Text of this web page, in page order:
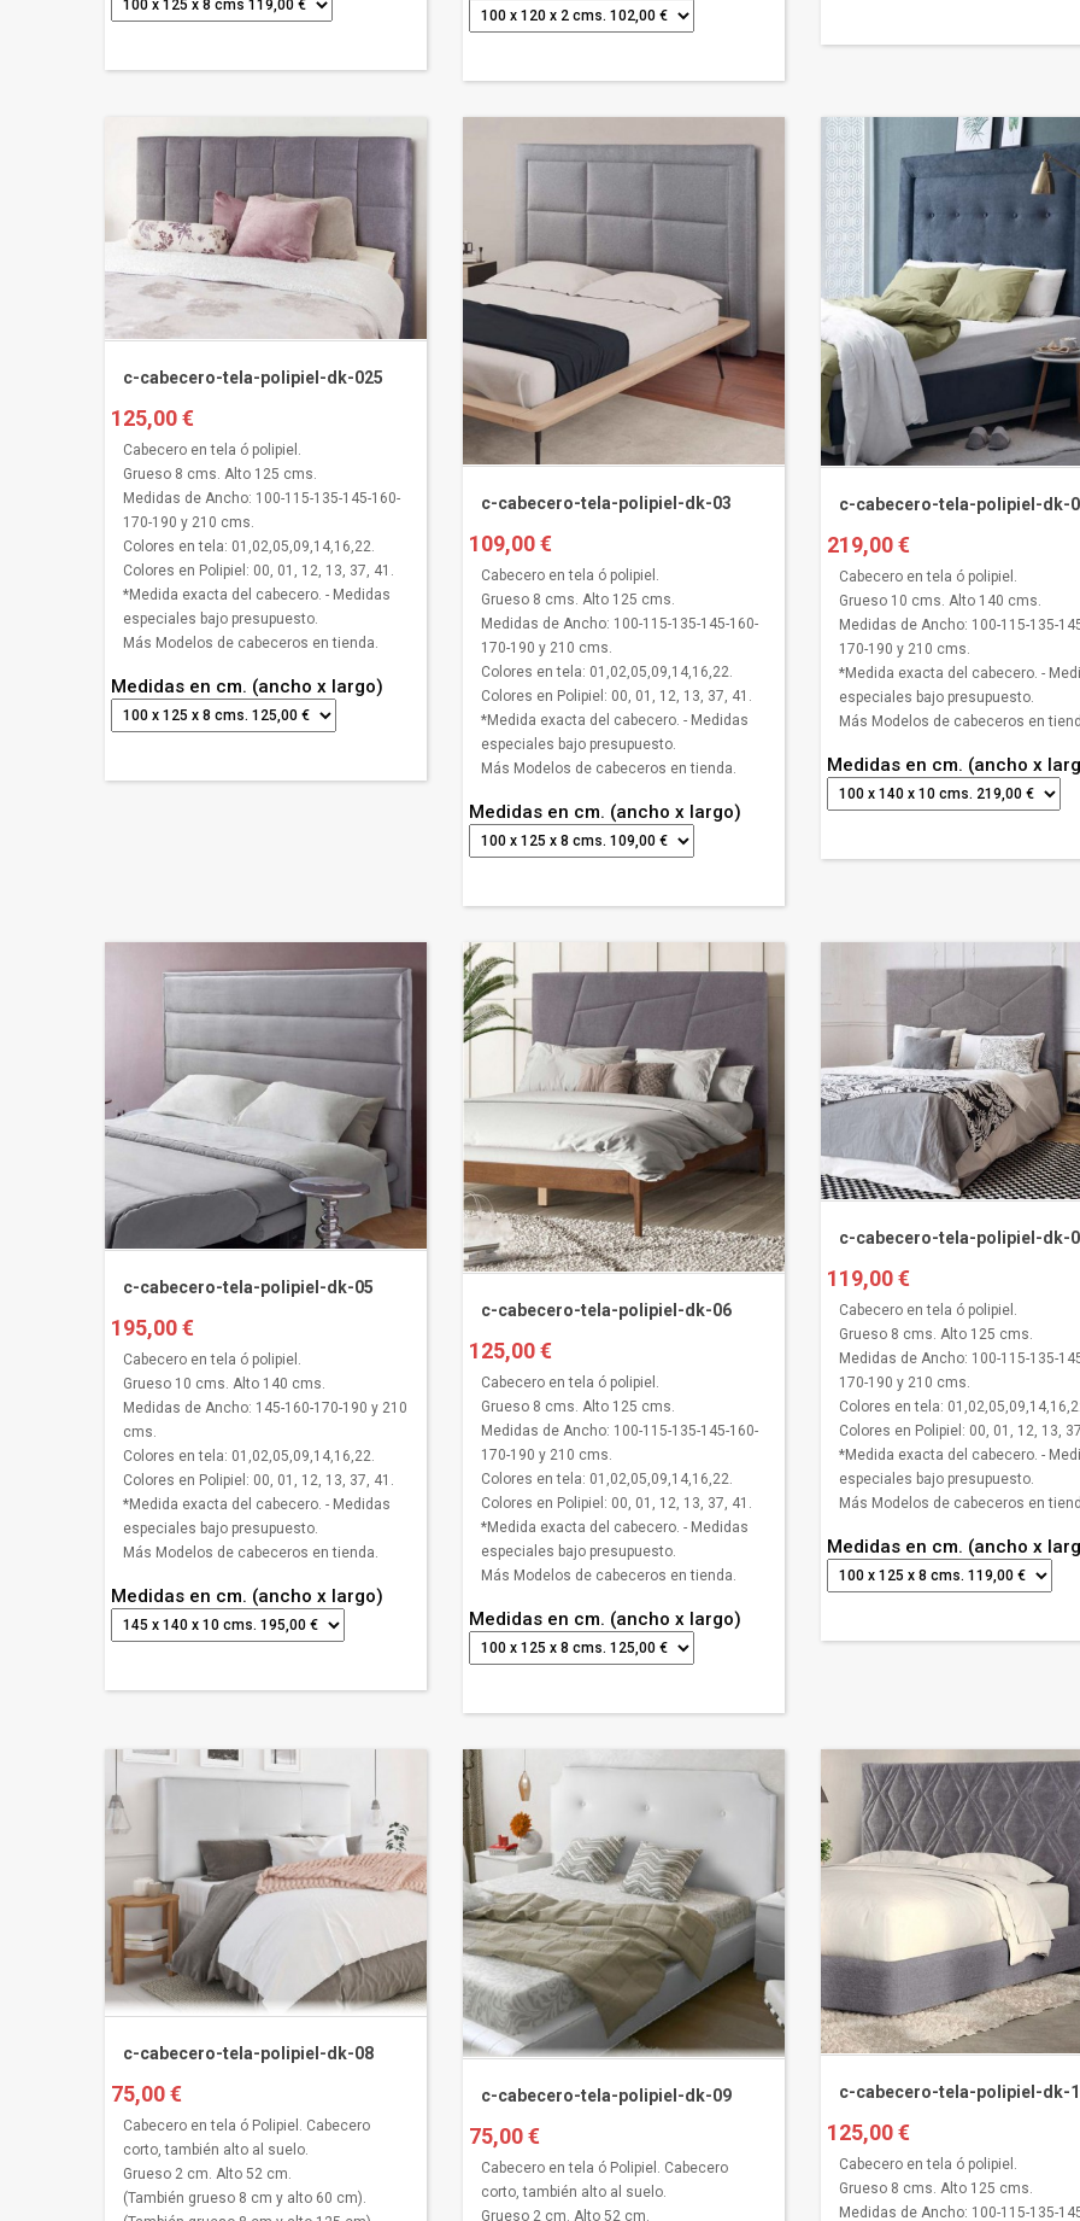
c-cabecero-tela-polipiel-dk-025
125,00 €
Cabecero en tela ó polipiel.
Grueso 8 cms. Alto 125 cms.
Medidas de Ancho: 100-115-135-145-160-
170-190 y 210 cms.
Colores en tela: 01,02,05,09,14,16,22.
Colores en Polipiel: 00, 01, 12, 13, 37, 41.
*Medida exacta del cabecero. - Medidas
especiales bajo presupuesto.
Más Modelos de cabeceros en tienda.
Medidas en cm. (ancho x largo)
c-cabecero-tela-polipiel-dk-03
109,00 €
Cabecero en tela ó polipiel.
Grueso 8 cms. Alto 125 cms.
Medidas de Ancho: 100-115-135-145-160-
170-190 y 210 cms.
Colores en tela: 01,02,05,09,14,16,22.
Colores en Polipiel: 00, 01, 12, 13, 37, 41.
*Medida exacta del cabecero. - Medidas
especiales bajo presupuesto.
Más Modelos de cabeceros en tienda.
Medidas en cm. (ancho x largo)
c-cabecero-tela-polipiel-dk-
219,00 €
Cabecero en tela ó polipiel.
Grueso 10 cms. Alto 140 cms.
Medidas de Ancho: 100-115-135-
170-190 y 210 cms.
*Medida exacta del cabecero. -
especiales bajo presupuesto.
Más Modelos de cabeceros en
Medidas en cm. (ancho x
c-cabecero-tela-polipiel-dk-05
195,00 €
Cabecero en tela ó polipiel.
Grueso 10 cms. Alto 140 cms.
Medidas de Ancho: 145-160-170-190 y 210
cms.
Colores en tela: 01,02,05,09,14,16,22.
Colores en Polipiel: 00, 01, 12, 13, 37, 41.
*Medida exacta del cabecero. - Medidas
especiales bajo presupuesto.
Más Modelos de cabeceros en tienda.
Medidas en cm. (ancho x largo)
c-cabecero-tela-polipiel-dk-06
125,00 €
Cabecero en tela ó polipiel.
Grueso 8 cms. Alto 125 cms.
Medidas de Ancho: 100-115-135-145-160-
170-190 y 210 cms.
Colores en tela: 01,02,05,09,14,16,22.
Colores en Polipiel: 00, 01, 12, 13, 37, 41.
*Medida exacta del cabecero. - Medidas
especiales bajo presupuesto.
Más Modelos de cabeceros en tienda.
Medidas en cm. (ancho x largo)
c-cabecero-tela-polipiel-dk-
119,00 €
Cabecero en tela ó polipiel.
Grueso 8 cms. Alto 125 cms.
Medidas de Ancho: 100-115-135-
170-190 y 210 cms.
Colores en tela:
Colores en Polipiel: 00, 01, 12, 13,
*Medida exacta del cabecero. -
especiales bajo presupuesto.
Más Modelos de cabeceros en
Medidas en cm. (ancho x
c-cabecero-tela-polipiel-dk-08
75,00 €
Cabecero en tela ó Polipiel. Cabecero
corto, también alto al suelo.
Grueso 2 cm. Alto 52 cm.
(También grueso 8 cm y alto 60 cm).
c-cabecero-tela-polipiel-dk-09
75,00 €
Cabecero en tela ó Polipiel. Cabecero
corto, también alto al suelo.
Grueso 2 cm. Alto 52 cm.
c-cabecero-tela-polipiel-dk-
125,00 €
Cabecero en tela ó polipiel.
Grueso 8 cms. Alto 125 cms.
Medidas de Ancho: 100-115-135-